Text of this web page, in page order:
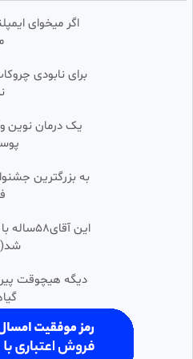
قسمت 17 با دوبله فارسی
tanha
0:23:46
۲ قسمت ۱۰ زیرنویس فارسی
برای نابودی
یک درمان نوین
به بزرگترین
دیگه هیچوقت